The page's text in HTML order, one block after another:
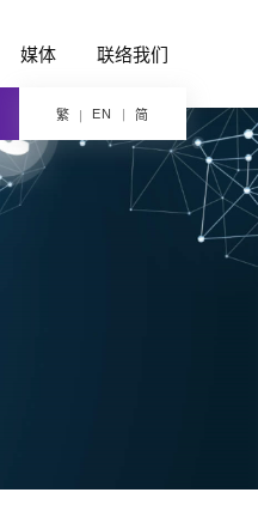
媒体 联络我们
繁 EN 简